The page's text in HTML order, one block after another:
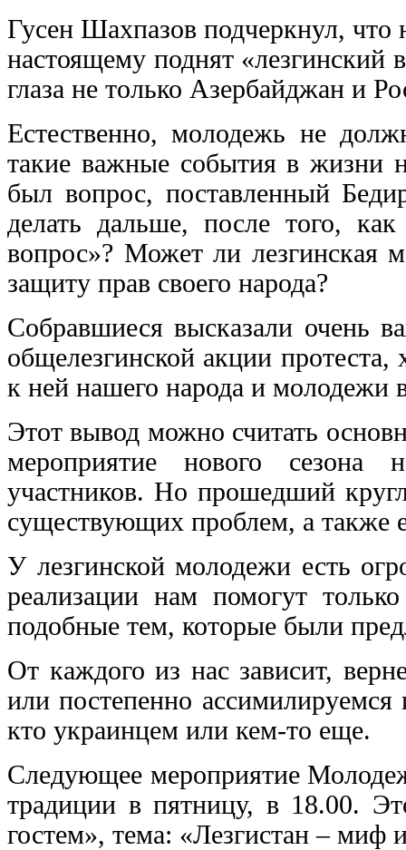
Гусен Шахпазов подчеркнул, что
настоящему поднят «лезгинский
глаза не только Азербайджан и
Естественно, молодежь не
такие важные события в жизни
был вопрос, поставленный
делать дальше, после того,
вопрос»? Может ли лезгинская
защиту прав своего народа?
Собравшиеся высказали очень
общелезгинской акции протеста,
к ней нашего народа и молодежи
Этот вывод можно считать
мероприятие нового сезона
участников. Но прошедший
существующих проблем, а также
У лезгинской молодежи есть
реализации нам помогут
подобные тем, которые были
От каждого из нас зависит,
или постепенно
кто украинцем или кем-то еще.
Следующее мероприятие
традиции в пятницу, в 18.00.
гостем», тема: «Лезгистан – миф